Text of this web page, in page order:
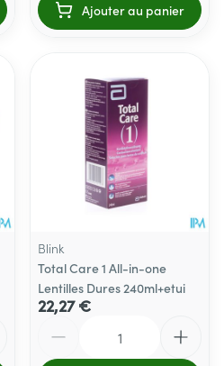
Ajouter au panier
Blink
Total Care 1 All-in-one
Lentilles Dures 240ml+etui
22,27 €